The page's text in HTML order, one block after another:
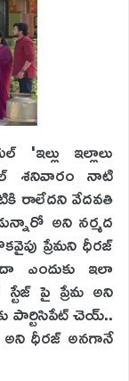
ఇల్లాలు
శనివారం నాటి
రాలేదని వేదవతి
అని నర్మద
ప్రేమని ధీరజ్
ఎందుకు ఇలా
పై ప్రేమ అని
పార్టిసిపేట్ చెయ్..
అని ధీరజ్ అనగానే